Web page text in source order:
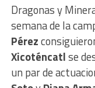
Dragonas y
semana de la
Pérez
Xicoténcatlse
un par de